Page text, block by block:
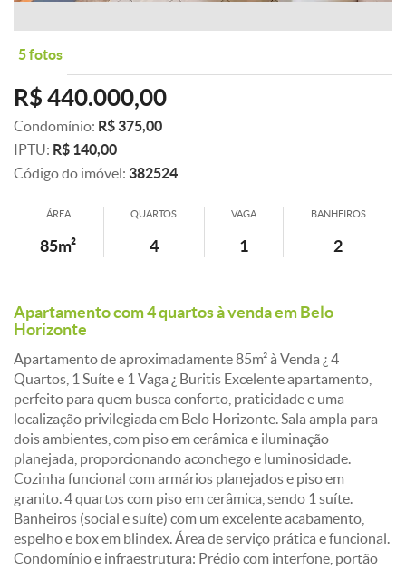
5 fotos
R$ 440.000,00
Condomínio: R$ 375,00
IPTU: R$ 140,00
Código do imóvel: 382524
ÁREA
85m²
QUARTOS
4
VAGA
1
BANHEIROS
2
Apartamento com 4 quartos à venda em Belo
Horizonte
Apartamento de aproximadamente 85m² à Venda ¿ 4
Quartos, 1 Suíte e 1 Vaga ¿ Buritis Excelente apartamento,
perfeito para quem busca conforto, praticidade e uma
localização privilegiada em Belo Horizonte. Sala ampla para
dois ambientes, com piso em cerâmica e iluminação
planejada, proporcionando aconchego e luminosidade.
Cozinha funcional com armários planejados e piso em
granito. 4 quartos com piso em cerâmica, sendo 1 suíte.
Banheiros (social e suíte) com um excelente acabamento,
espelho e box em blindex. Área de serviço prática e funcional.
Condomínio e infraestrutura: Prédio com interfone, portão